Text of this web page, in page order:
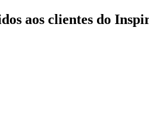
aos clientes do